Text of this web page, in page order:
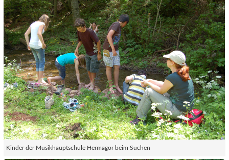
Kinder der Musikhauptschule Hermagor beim Suchen